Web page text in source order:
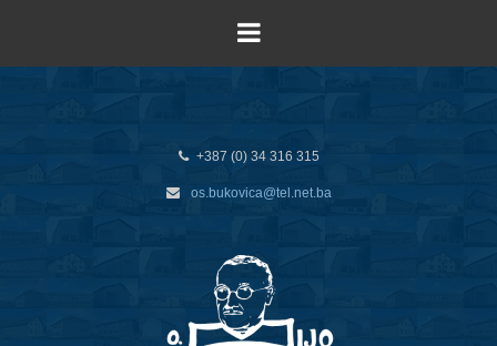
+387 (0) 34 316 315
os.bukovica@tel.net.ba